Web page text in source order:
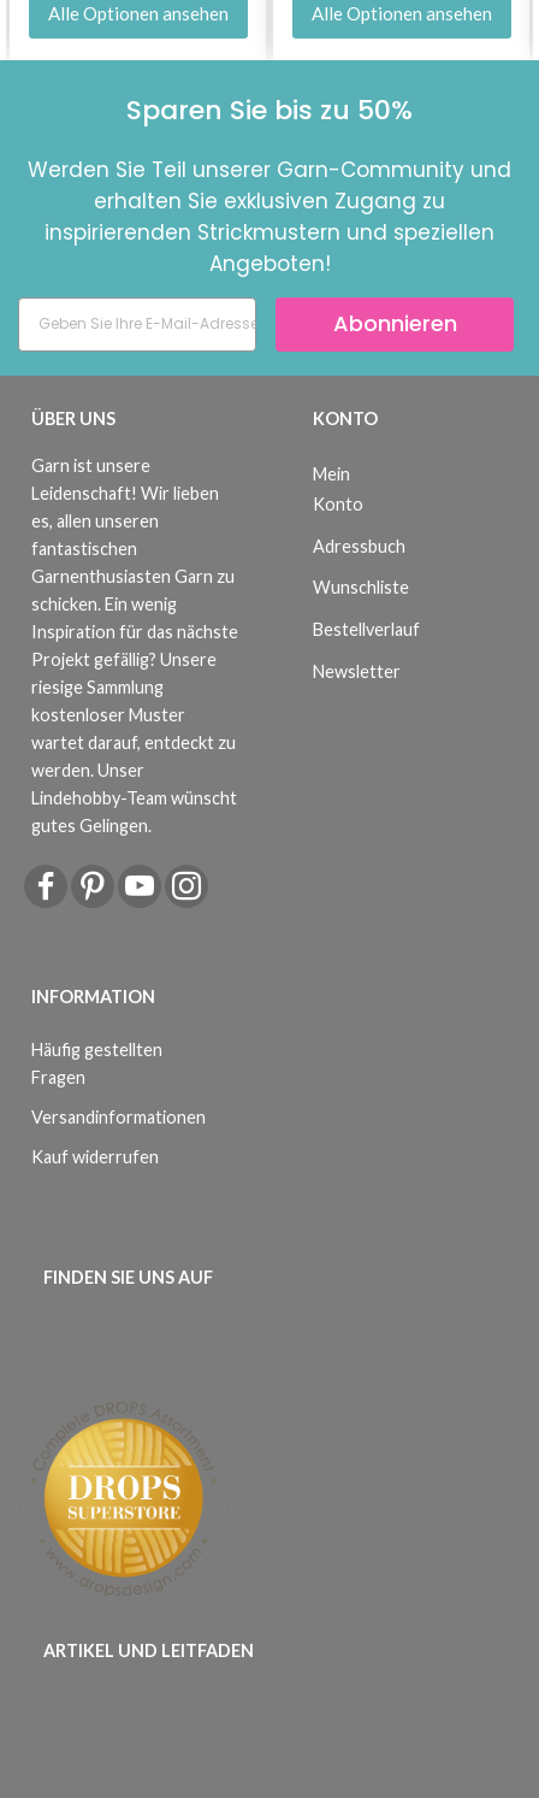
Alle Optionen ansehen Alle Optionen ansehen
Sparen Sie bis zu 50%
Werden Sie Teil unserer Garn-Community und
erhalten Sie exklusiven Zugang zu
inspirierenden Strickmustern und speziellen
Angeboten!
Abonnieren
ÜBER UNS
Garn ist unsere
Leidenschaft! Wir lieben
es, allen unseren
fantastischen
Garnenthusiasten Garn zu
schicken. Ein wenig
Inspiration für das nächste
Projekt gefällig? Unsere
riesige Sammlung
kostenloser Muster
wartet darauf, entdeckt zu
werden. Unser
Lindehobby-Team wünscht
gutes Gelingen.
INFORMATION
Häufig gestellten
Fragen
Versandinformationen
Kauf widerrufen
KONTO
Mein
Konto
Adressbuch
Wunschliste
Bestellverlauf
Newsletter
FINDEN SIE UNS AUF
ARTIKEL UND LEITFADEN